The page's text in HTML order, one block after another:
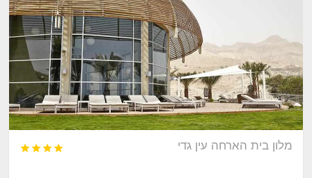
מלון בית הארחה עין גדי 


